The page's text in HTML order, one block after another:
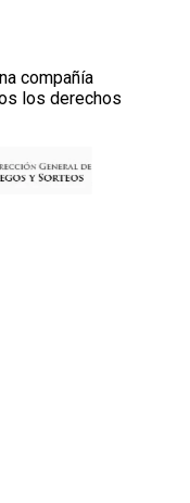
compañía
los derechos